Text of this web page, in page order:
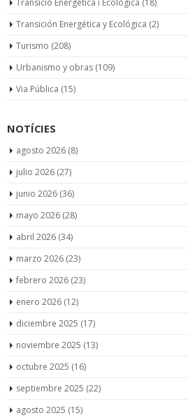
Transició Energètica i Ecològica (18)
Transición Energética y Ecológica (2)
Turismo (208)
Urbanismo y obras (109)
Via Pública (15)
NOTÍCIES
agosto 2026 (8)
julio 2026 (27)
junio 2026 (36)
mayo 2026 (28)
abril 2026 (34)
marzo 2026 (23)
febrero 2026 (23)
enero 2026 (12)
diciembre 2025 (17)
noviembre 2025 (13)
octubre 2025 (16)
septiembre 2025 (22)
agosto 2025 (15)